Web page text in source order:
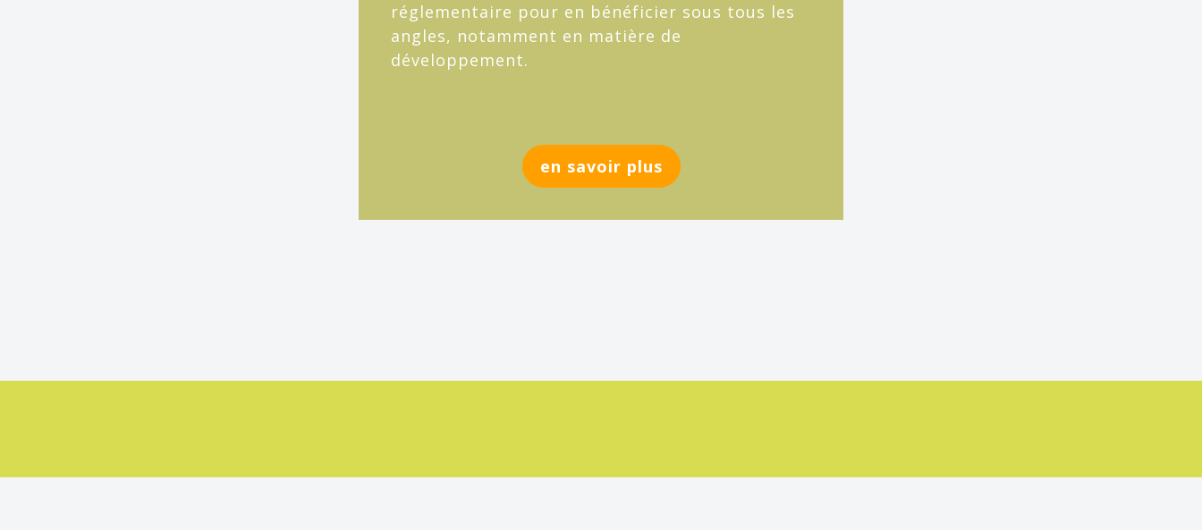
réglementaire pour en bénéficier sous tous les
angles, notamment en matière de
développement.
en savoir plus